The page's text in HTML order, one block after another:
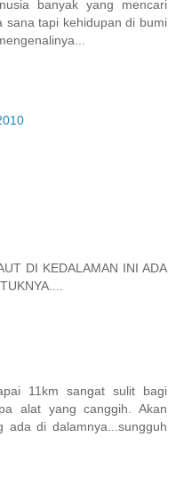
banyak yang mencari
sana tapi kehidupan di bumi
DI KEDALAMAN INI ADA
11km sangat sulit bagi
alat yang canggih. Akan
ada di dalamnya...sungguh